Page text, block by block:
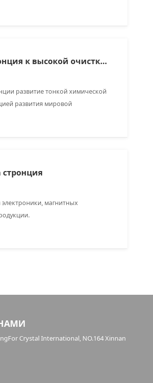
Тенденция развития солей бария и стронция к высокой очистке и функционализации реализует промышленную трансформацию и модернизацию
развитие тонкой химической
развития мировой
магнитных
Crystal International, NO.164 Xinnan